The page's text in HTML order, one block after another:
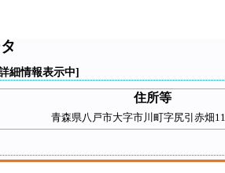
細情報表示中]
住所等
青森県八戸市大字市川町字尻引赤畑